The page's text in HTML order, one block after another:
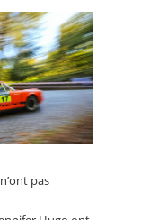
pas